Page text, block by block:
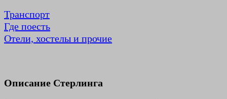
Транспорт
Где поесть
Отели, хостелы и прочие
Описание Стерлинга